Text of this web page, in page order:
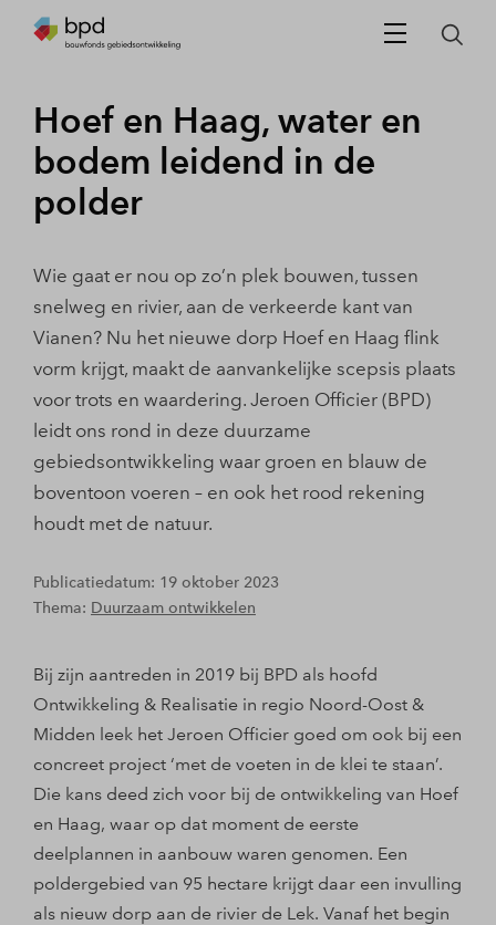
Hoef en Haag, water en
bodem leidend in de
polder
Wie gaat er nou op zo’n plek bouwen, tussen
snelweg en rivier, aan de verkeerde kant van
Vianen? Nu het nieuwe dorp Hoef en Haag flink
vorm krijgt, maakt de aanvankelijke scepsis plaats
voor trots en waardering. Jeroen Officier (BPD)
leidt ons rond in deze duurzame
gebiedsontwikkeling waar groen en blauw de
boventoon voeren – en ook het rood rekening
houdt met de natuur.
Publicatiedatum: 19 oktober 2023
Thema: Duurzaam ontwikkelen
Bij zijn aantreden in 2019 bij BPD als hoofd
Ontwikkeling & Realisatie in regio Noord-Oost &
Midden leek het Jeroen Officier goed om ook bij een
concreet project ‘met de voeten in de klei te staan’.
Die kans deed zich voor bij de ontwikkeling van Hoef
en Haag, waar op dat moment de eerste
deelplannen in aanbouw waren genomen. Een
poldergebied van 95 hectare krijgt daar een invulling
als nieuw dorp aan de rivier de Lek. Vanaf het begin